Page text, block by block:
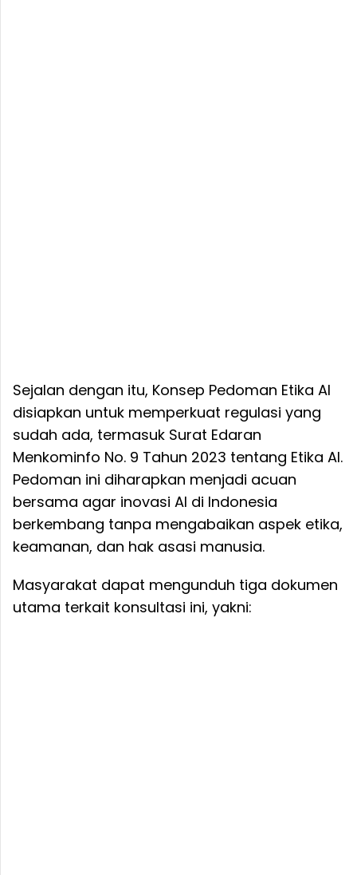
Sejalan dengan itu, Konsep Pedoman Etika AI
disiapkan untuk memperkuat regulasi yang
sudah ada, termasuk Surat Edaran
Menkominfo No. 9 Tahun 2023 tentang Etika AI.
Pedoman ini diharapkan menjadi acuan
bersama agar inovasi AI di Indonesia
berkembang tanpa mengabaikan aspek etika,
keamanan, dan hak asasi manusia.
Masyarakat dapat mengunduh tiga dokumen
utama terkait konsultasi ini, yakni: